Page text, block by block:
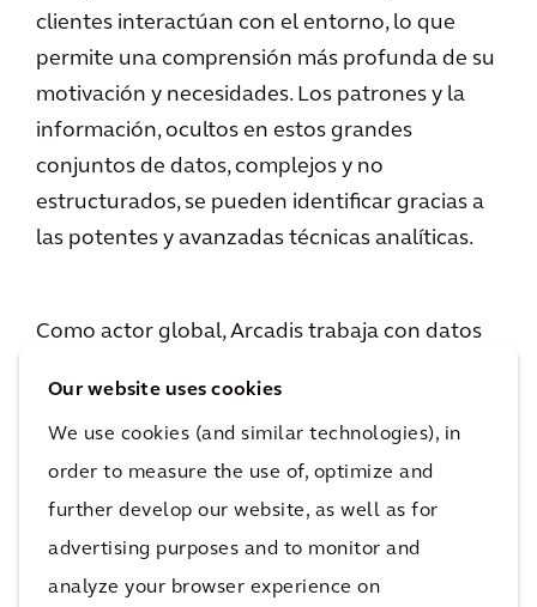
Our website uses cookies
We use cookies (and similar technologies), in
order to measure the use of, optimize and
further develop our website, as well as for
advertising purposes and to monitor and
analyze your browser experience on
clientes interactúan con el entorno, lo que
permite una comprensión más profunda de su
motivación y necesidades. Los patrones y la
información, ocultos en estos grandes
conjuntos de datos, complejos y no
estructurados, se pueden identificar gracias a
las potentes y avanzadas técnicas analíticas.
Como actor global, Arcadis trabaja con datos
(software) en los que se conecta la
información de representaciones de
características físicas y funcionales del
entorno creado, como consultoría,
planificación, diseño, construcción, operación y